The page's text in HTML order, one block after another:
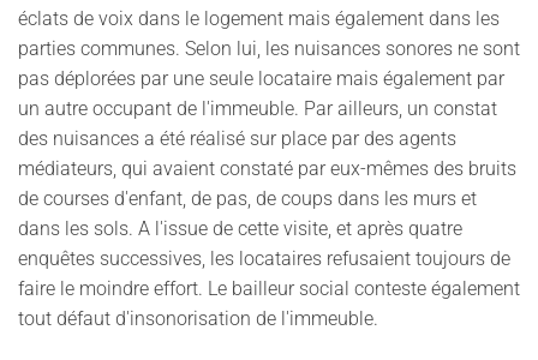
éclats de voix dans le logement mais également dans les
parties communes. Selon lui, les nuisances sonores ne sont
pas déplorées par une seule locataire mais également par
un autre occupant de l'immeuble. Par ailleurs, un constat
des nuisances a été réalisé sur place par des agents
médiateurs, qui avaient constaté par eux-mêmes des bruits
de courses d'enfant, de pas, de coups dans les murs et
dans les sols. A l'issue de cette visite, et après quatre
enquêtes successives, les locataires refusaient toujours de
faire le moindre effort. Le bailleur social conteste également
tout défaut d'insonorisation de l'immeuble.